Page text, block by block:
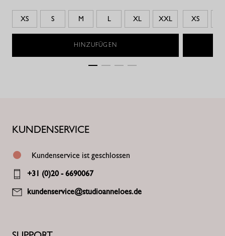
XS S M L XL XXL
HINZUFÜGEN
XS
KUNDENSERVICE
Kundenservice ist geschlossen
+31 (0)20 - 6690067
kundenservice@studioanneloes.de